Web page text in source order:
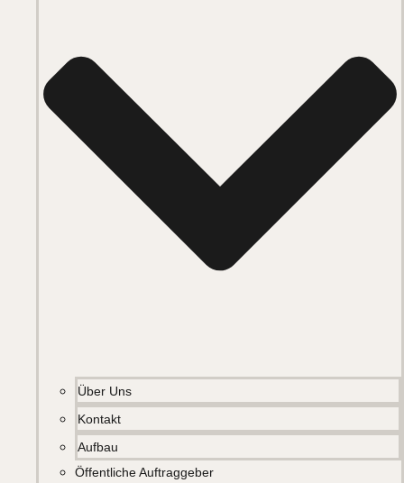
Über Uns
Kontakt
Aufbau
Öffentliche Auftraggeber